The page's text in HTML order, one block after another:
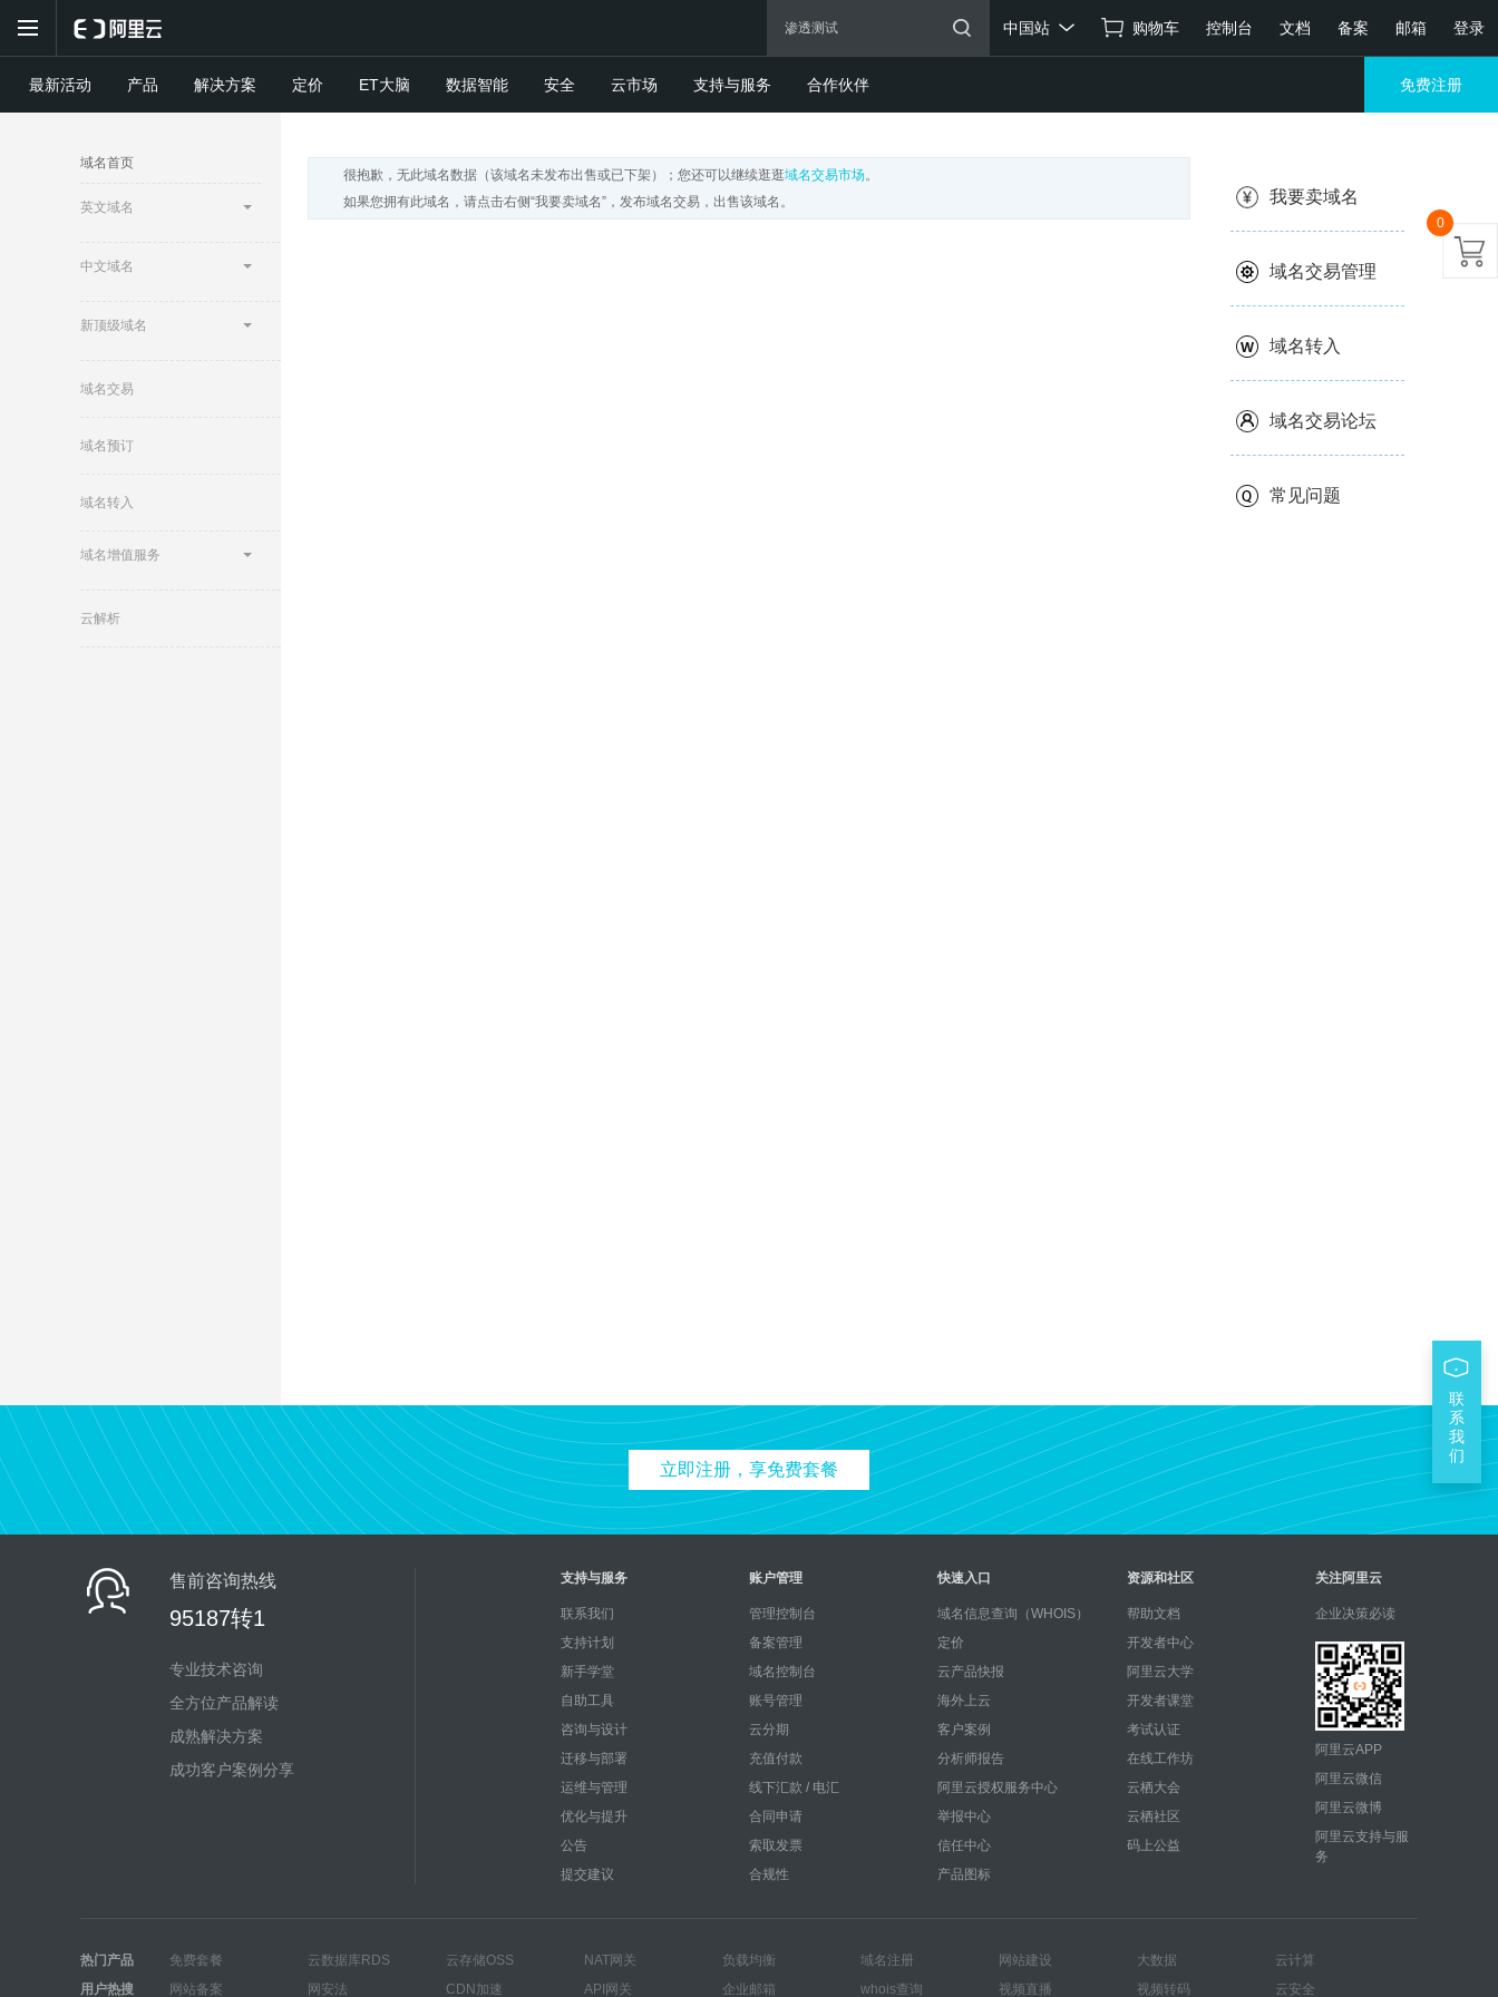
购物车 控制台 文档 备案 邮箱 登录
中国站
最新活动 产品 解决方案 定价 ET大脑 数据智能 安全 云市场 支持与服务 合作伙伴 免费注册
域名首页
英文域名
中文域名
新顶级域名
域名交易
域名预订
域名转入
域名增值服务
云解析
很抱歉，无此域名数据（该域名未发布出售或已下架）；您还可以继续逛逛域名交易市场。
如果您拥有此域名，请点击右侧“我要卖域名”，发布域名交易，出售该域名。
我要卖域名
域名交易管理
域名转入
域名交易论坛
常见问题
立即注册，享免费套餐
售前咨询热线
95187转1
专业技术咨询
全方位产品解读
成熟解决方案
成功客户案例分享
支持与服务
联系我们
支持计划
新手学堂
自助工具
咨询与设计
迁移与部署
运维与管理
优化与提升
公告
提交建议
账户管理
管理控制台
备案管理
域名控制台
账号管理
云分期
充值付款
线下汇款 / 电汇
合同申请
索取发票
合规性
快速入口
域名信息查询（WHOIS）
定价
云产品快报
海外上云
客户案例
分析师报告
阿里云授权服务中心
举报中心
信任中心
产品图标
资源和社区
帮助文档
开发者中心
阿里云大学
开发者课堂
考试认证
在线工作坊
云栖大会
云栖社区
码上公益
关注阿里云
企业决策必读
阿里云APP
阿里云微信
阿里云微博
阿里云支持与服
务
热门产品 免费套餐 云数据库RDS 云存储OSS NAT网关 负载均衡 域名注册 网站建设 大数据
云计算
用户热搜
网站备案 网安法 CDN加速 API网关 企业邮箱 whois查询 视频直播 视频转码 云安全
联
系
我
们
0